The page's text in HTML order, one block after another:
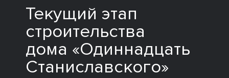
Текущий этап
строительства
дома «Одиннадцать
Станиславского»